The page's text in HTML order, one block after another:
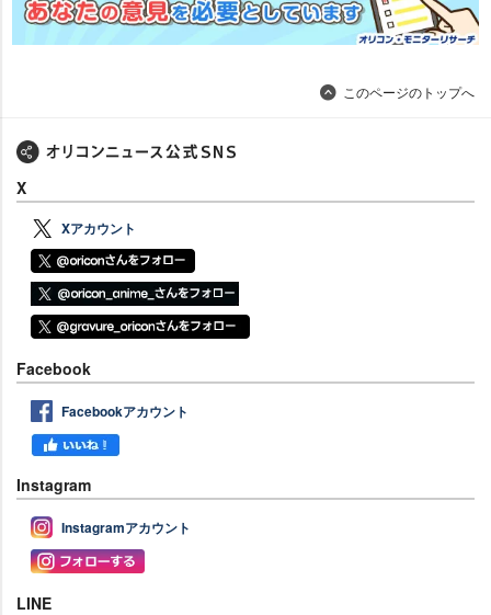
このページのトップへ
X
Xアカウント
Facebook
Facebookアカウント
Instagram
Instagramアカウント
LINE